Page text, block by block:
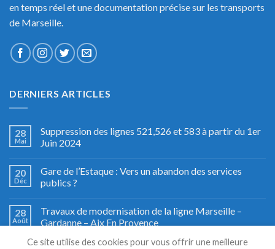
en temps réel et une documentation précise sur les transports
de Marseille.
DERNIERS ARTICLES
28
Mai
Suppression des lignes 521,526 et 583 à partir du 1er
Juin 2024
20
Déc
Gare de l’Estaque : Vers un abandon des services
publics ?
28
Août
Travaux de modernisation de la ligne Marseille –
Gardanne – Aix En Provence
Ce site utilise des cookies pour vous offrir une meilleure